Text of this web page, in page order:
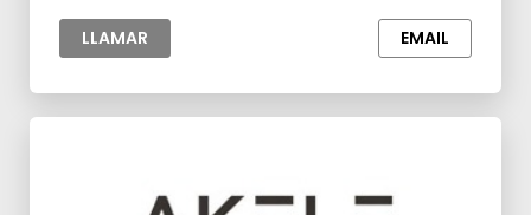
LLAMAR
EMAIL